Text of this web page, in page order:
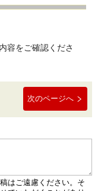
容をご確認くださ
次のページへ